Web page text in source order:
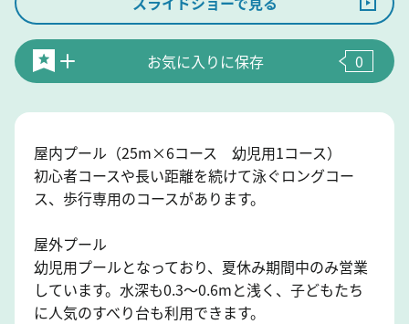
お気に入りに保存 0
屋内プール（25m×6コース 幼児用1コース）
初心者コースや長い距離を続けて泳ぐロングコー
ス、歩行専用のコースがあります。
屋外プール
幼児用プールとなっており、夏休み期間中のみ営業
しています。水深も0.3〜0.6mと浅く、子どもたち
に人気のすべり台も利用できます。